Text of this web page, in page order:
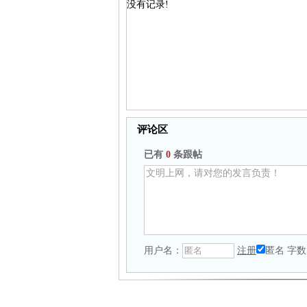
没有记录!
评论区
已有 0 条跟帖
用户名： 注册 匿名 字